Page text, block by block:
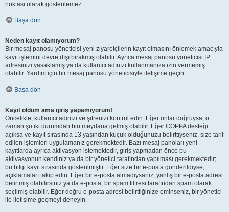
noktası olarak gösterilemez.
Başa dön
Neden kayıt olamıyorum?
Bir mesaj panosu yöneticisi yeni ziyaretçilerin kayıt olmasını önlemek amacıyla
kayıt işlemini devre dışı bırakmış olabilir. Ayrıca mesaj panosu yöneticisi IP
adresinizi yasaklamış ya da kullanıcı adınızı kullanmanıza izin vermemiş
olabilir. Yardım için bir mesaj panosu yöneticisiyle iletişime geçin.
Başa dön
Kayıt oldum ama giriş yapamıyorum!
Öncelikle, kullanıcı adınızı ve şifrenizi kontrol edin. Eğer onlar doğruysa, o
zaman şu iki durumdan biri meydana gelmiş olabilir. Eğer COPPA desteği
açıksa ve kayıt sırasında 13 yaşından küçük olduğunuzu belirttiyseniz, size tarif
edilen işlemleri uygulamanız gerekmektedir. Bazı mesaj panoları yeni
kayıtlarda ayrıca aktivasyon istemektedir, giriş yapmadan önce bu
aktivasyonun kendiniz ya da bir yönetici tarafından yapılması gerekmektedir;
bu bilgi kayıt sırasında gösterilmiştir. Eğer size bir e-posta gönderildiyse,
açıklamaları takip edin. Eğer bir e-posta almadıysanız, yanlış bir e-posta adresi
belirtmiş olabilirsiniz ya da e-posta, bir spam filtresi tarafından spam olarak
seçilmiş olabilir. Eğer doğru e-posta adresi belirttiğinize eminseniz, bir yönetici
ile iletişime geçmeyi deneyin.